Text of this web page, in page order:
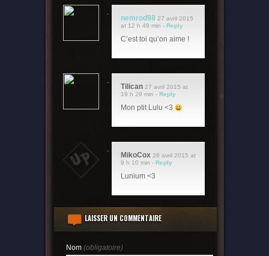
nemrod98 27 avril 2015
at 12 h 49 min - Reply
C’est toi qu’on aime !
Tilican 27 avril 2015 at
19 h 29 min - Reply
Mon ptit Lulu <3
MikoCox 28 avril 2015 at
9 h 10 min - Reply
Lunium <3
LAISSER UN COMMENTAIRE
Nom (obligatoire)